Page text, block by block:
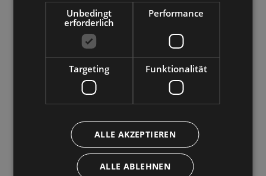
Wellness
Türkisches Dampfbad
Außenbereiche
Liegestühle
Unbedingt
erforderlich
Performance
Targeting Funktionalität
ALLE AKZEPTIEREN
ALLE ABLEHNEN